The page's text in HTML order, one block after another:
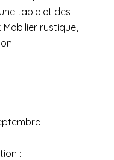
table et des
rustique,
: